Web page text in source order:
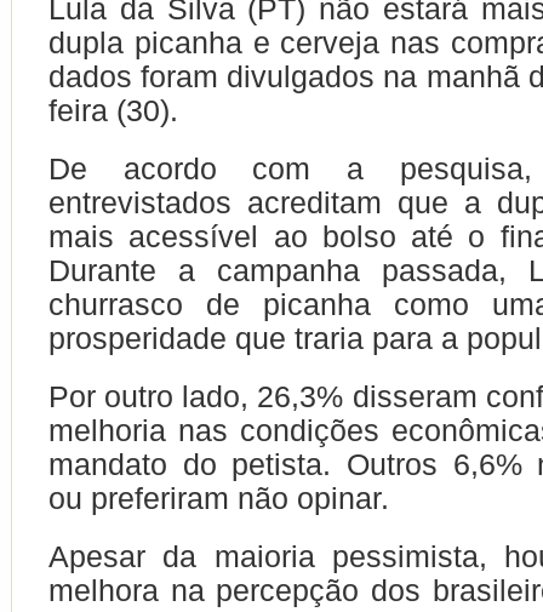
Lula da Silva (PT) não estará
dupla picanha e cerveja nas
dados foram divulgados na manhã
feira (30).
De acordo com a
entrevistados acreditam que a
mais acessível ao bolso até o
Durante a campanha passada,
churrasco de picanha como
prosperidade que traria para a
Por outro lado, 26,3% disseram
melhoria nas condições
mandato do petista. Outros 6,6%
ou preferiram não opinar.
Apesar da maioria pessimista,
melhora na percepção dos